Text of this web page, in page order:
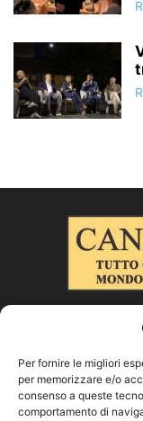
Per fornire le migliori
per memorizzare e/o
consenso a queste
comportamento di